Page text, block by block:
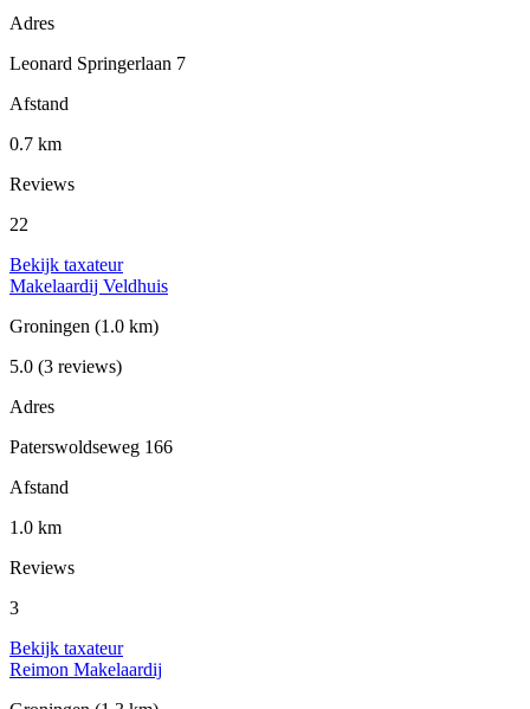
Adres
Leonard Springerlaan 7
Afstand
0.7 km
Reviews
22
Bekijk taxateur
Makelaardij Veldhuis
Groningen (1.0 km)
5.0 (3 reviews)
Adres
Paterswoldseweg 166
Afstand
1.0 km
Reviews
3
Bekijk taxateur
Reimon Makelaardij